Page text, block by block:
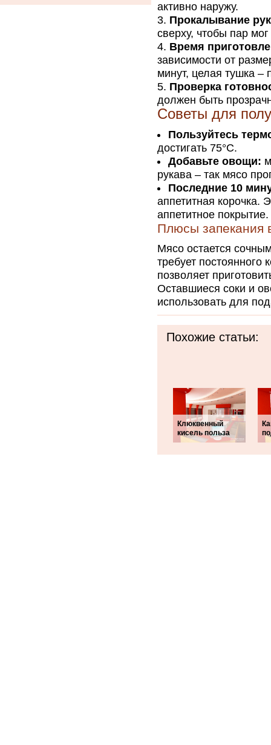
активно наружу.
Прокалывание
сверху, чтобы пар
Время
зависимости от
минут, целая тушка –
Проверка
должен быть
Советы для
Пользуйтесь
достигать 75°C.
Добавьте овощи:
рукава – так мясо
Последние 10
аппетитная корочка.
аппетитное покрытие.
Плюсы запекания
Мясо остается
требует
позволяет
Оставшиеся соки и
использовать для
Похожие статьи:
Клюквенный
кисель польза